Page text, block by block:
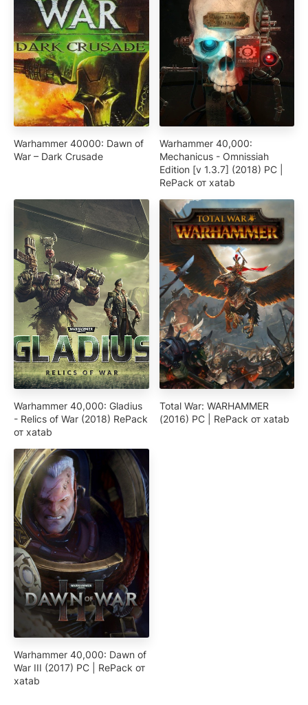
Warhammer 40000: Dawn of
War – Dark Crusade
Warhammer 40,000:
Mechanicus - Omnissiah
Edition [v 1.3.7] (2018) PC |
RePack от xatab
Warhammer 40,000: Gladius
- Relics of War (2018) RePack
от xatab
Total War: WARHAMMER
(2016) PC | RePack от xatab
Warhammer 40,000: Dawn of
War III (2017) PC | RePack от
xatab